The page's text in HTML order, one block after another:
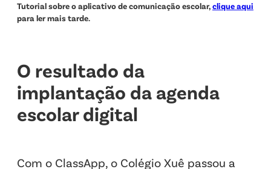
Tutorial sobre o aplicativo de comunicação escolar,clique aqui
para ler mais tarde.
O resultado da
implantação da agenda
escolar digital
Com o ClassApp, o Colégio Xuê passou a